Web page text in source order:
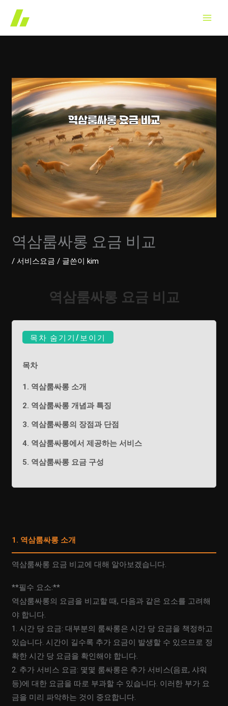
츠
역삼룸싸롱 요금 비교
/서비스요금 / 글쓴이kim
역삼룸싸롱 요금 비교
목차 숨기기/보이기
목차
1. 역삼룸싸롱 소개
2. 역삼룸싸롱 개념과 특징
3. 역삼룸싸롱의 장점과 단점
4. 역삼룸싸롱에서 제공하는 서비스
5. 역삼룸싸롱 요금 구성
1. 역삼룸싸롱 소개
역삼룸싸롱 요금 비교에 대해 알아보겠습니다.
**필수 요소:**
역삼룸싸롱의 요금을 비교할 때, 다음과 같은 요소를 고려해
야 합니다.
1. 시간 당 요금: 대부분의 룸싸롱은 시간 당 요금을 책정하고
있습니다. 시간이 길수록 추가 요금이 발생할 수 있으므로 정
확한 시간 당 요금을 확인해야 합니다.
2. 추가 서비스 요금: 몇몇 룸싸롱은 추가 서비스(음료, 샤워
등)에 대한 요금을 따로 부과할 수 있습니다. 이러한 부가 요
금을 미리 파악하는 것이 중요합니다.